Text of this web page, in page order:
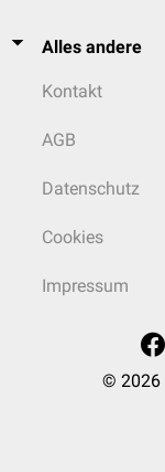
Alles andere
Kontakt
AGB
Datenschutz
Cookies
Impressum
© 2026